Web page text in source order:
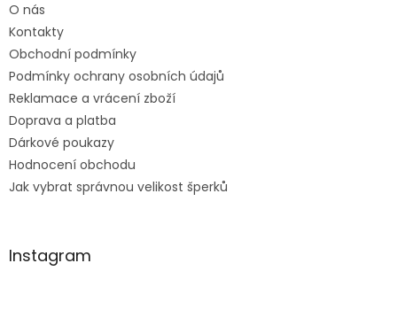
O nás
Kontakty
Obchodní podmínky
Podmínky ochrany osobních údajů
Reklamace a vrácení zboží
Doprava a platba
Dárkové poukazy
Hodnocení obchodu
Jak vybrat správnou velikost šperků
Instagram